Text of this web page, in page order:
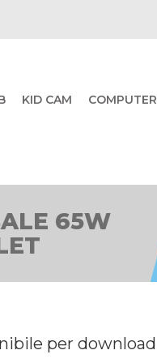
KID CAM COMPUTER
65W
per download